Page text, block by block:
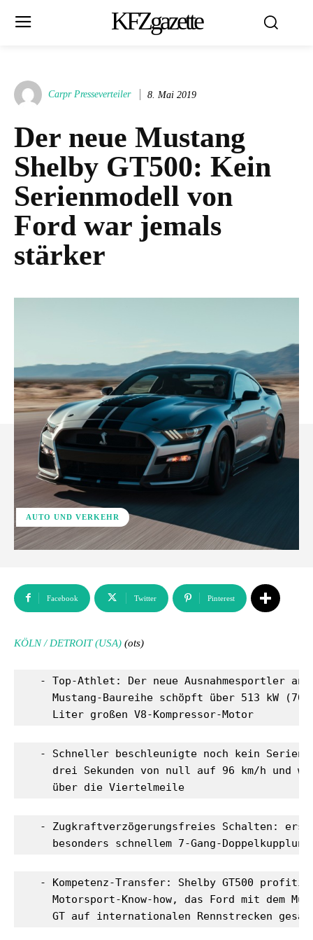
KFZgazette
Carpr Presseverteiler 8. Mai 2019
Der neue Mustang
Shelby GT500: Kein
Serienmodell von
Ford war jemals
stärker
AUTO UND VERKEHR
Facebook Twitter Pinterest
KÖLN / DETROIT (USA) (ots)
- Top-Athlet: Der neue Ausnahmesportler an
Mustang-Baureihe schöpft über 513 kW
     Liter großen V8-Kompressor-Motor
- Schneller beschleunigte noch kein
drei Sekunden von null auf 96 km/h und
     über die Viertelmeile
- Zugkraftverzögerungsfreies Schalten:
besonders schnellem 7-Gang-
- Kompetenz-Transfer: Shelby GT500
Motorsport-Know-how, das Ford mit dem
GT auf internationalen Rennstrecken